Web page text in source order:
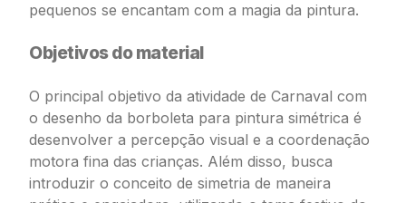
pequenos se encantam com a magia da pintura.
Objetivos do material
O principal objetivo da atividade de Carnaval com
o desenho da borboleta para pintura simétrica é
desenvolver a percepção visual e a coordenação
motora fina das crianças. Além disso, busca
introduzir o conceito de simetria de maneira